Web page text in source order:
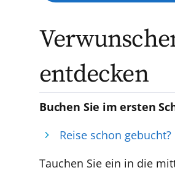
entdecken
Buchen Sie im ersten
Reise schon
Tauchen Sie ein in die